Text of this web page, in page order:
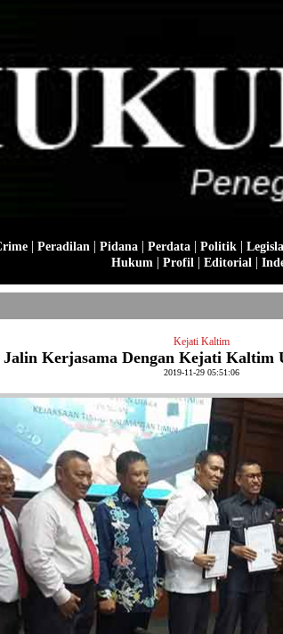
| Peradilan | Pidana | Perdata | Politik |
Hukum | Profil | Editorial |
Kejati Kaltim
Kerjasama Dengan Kejati Kaltim
2019-11-29 05:51:06